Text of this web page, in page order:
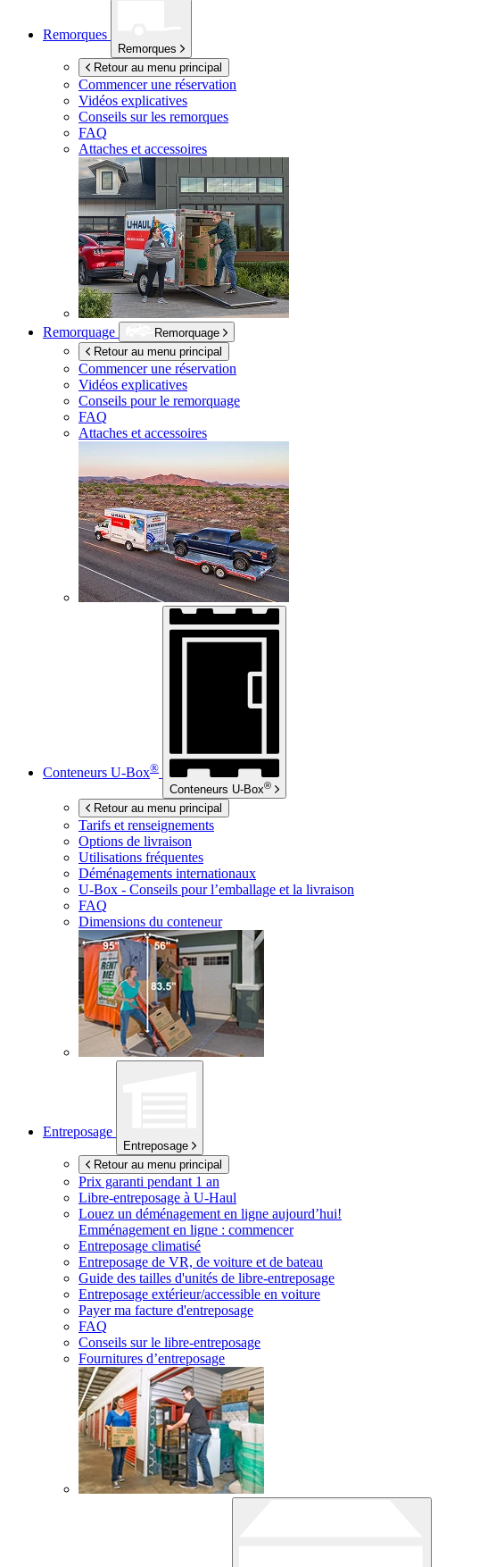
Remorques
Remorques
Retour au menu principal
Commencer une réservation
Vidéos explicatives
Conseils sur les remorques
FAQ
Attaches et accessoires
Remorquage
Remorquage
Retour au menu principal
Commencer une réservation
Vidéos explicatives
Conseils pour le remorquage
FAQ
Attaches et accessoires
Conteneurs U-Box®
Conteneurs U-Box®
Retour au menu principal
Tarifs et renseignements
Options de livraison
Utilisations fréquentes
Déménagements internationaux
U-Box - Conseils pour l’emballage et la livraison
FAQ
Dimensions du conteneur
Entreposage
Entreposage
Retour au menu principal
Prix garanti pendant 1 an
Libre-entreposage à U-Haul
Louez un déménagement en ligne aujourd’hui!
Emménagement en ligne : commencer
Entreposage climatisé
Entreposage de VR, de voiture et de bateau
Guide des tailles d'unités de libre-entreposage
Entreposage extérieur/accessible en voiture
Payer ma facture d'entreposage
FAQ
Conseils sur le libre-entreposage
Fournitures d’entreposage